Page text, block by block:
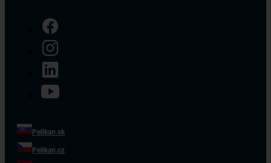
Pelikan.sk
Pelikan.cz